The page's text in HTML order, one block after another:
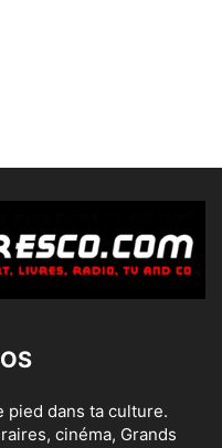
pied dans ta culture.
cinéma, Grands